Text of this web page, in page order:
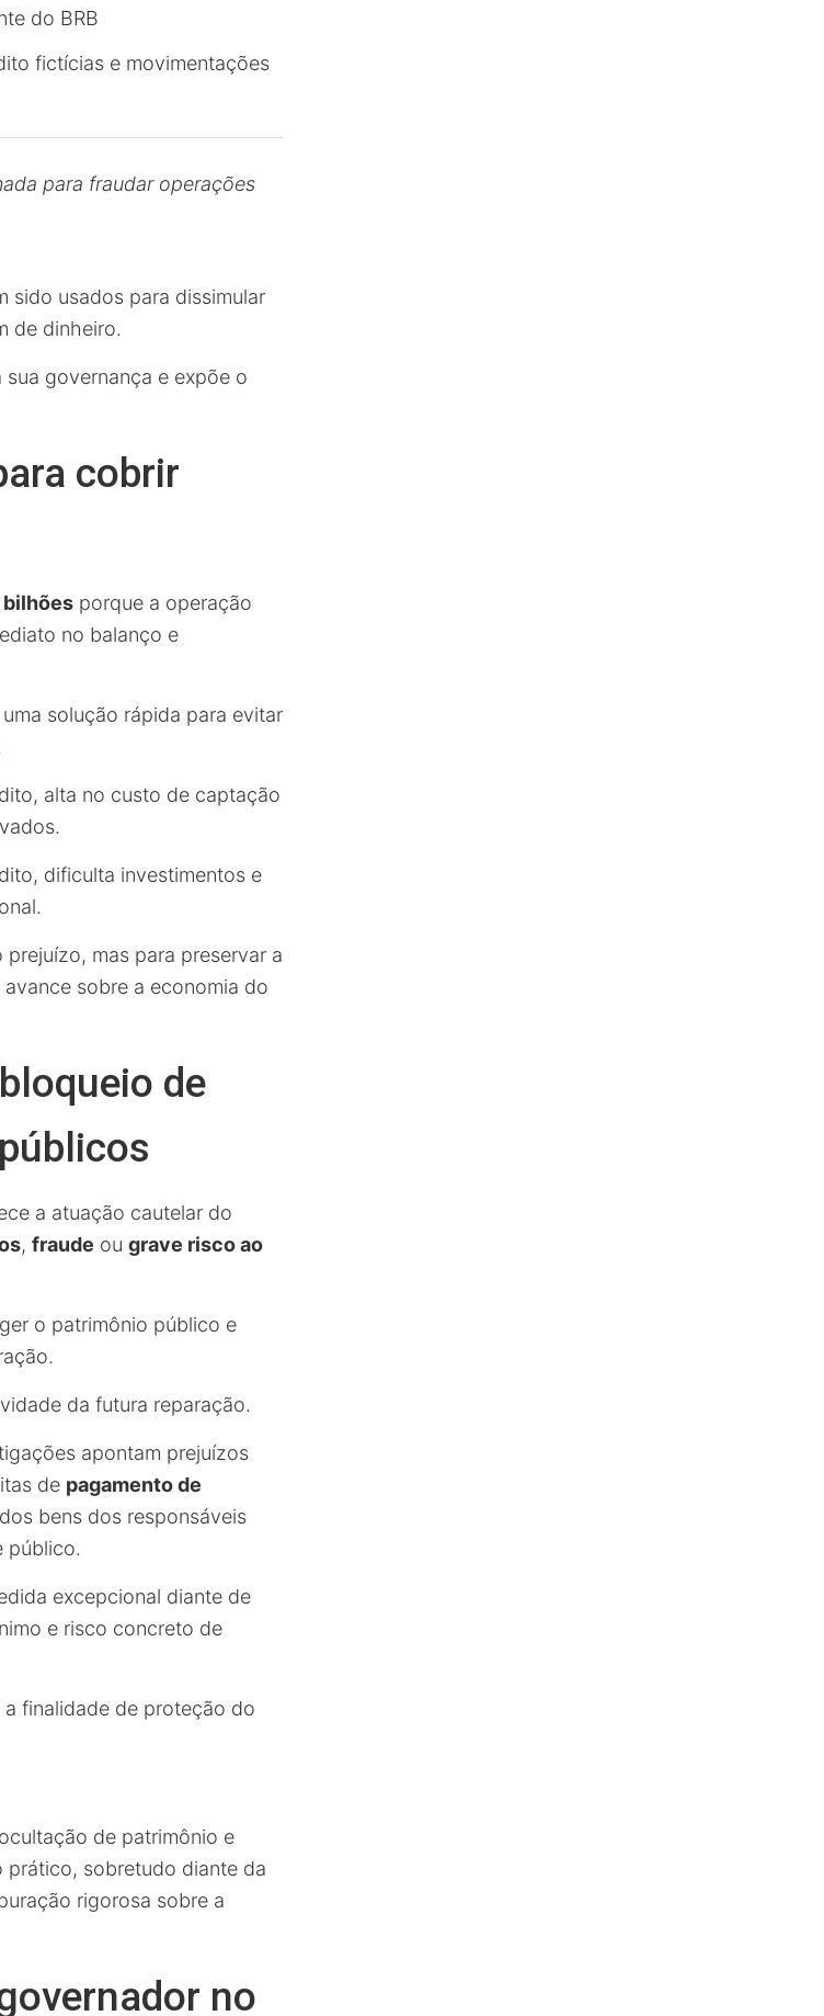
do BRB
fictícias e movimentações
para fraudar operações
sido usados para dissimular
de dinheiro.
governança e expõe o
cobrir
bilhões porque a operação
no balanço e
solução rápida para evitar
alta no custo de captação
dificulta investimentos e
mas para preservar a
sobre a economia do
de
a atuação cautelar do
, fraude ou grave risco ao
o patrimônio público e
da futura reparação.
apontam prejuízos
de pagamento de
bens dos responsáveis
público.
excepcional diante de
e risco concreto de
finalidade de proteção do
de patrimônio e
prático, sobretudo diante da
rigorosa sobre a
no